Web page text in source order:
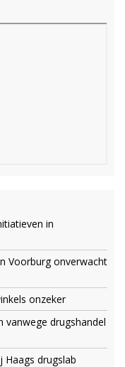
in
Voorburg onverwacht
onzeker
vanwege drugshandel
drugslab